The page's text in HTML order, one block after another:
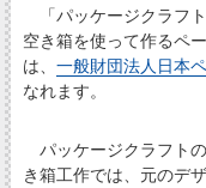
「パッケージクラフ
空き箱を使って作るペ
は、 一般財団法人日本
なれます。
パッケージクラフト
き箱工作では、元のデ